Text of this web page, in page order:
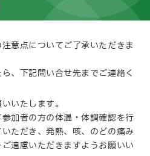
意点についてご了承いただきま
、下記問い合せ先までご連絡く
いたします。
加者の方の体温・体調確認を行
ただき、発熱、咳、のどの痛み
遠慮いただきますようお願いい